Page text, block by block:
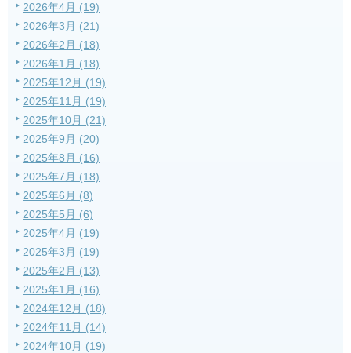
2026年4月 (19)
2026年3月 (21)
2026年2月 (18)
2026年1月 (18)
2025年12月 (19)
2025年11月 (19)
2025年10月 (21)
2025年9月 (20)
2025年8月 (16)
2025年7月 (18)
2025年6月 (8)
2025年5月 (6)
2025年4月 (19)
2025年3月 (19)
2025年2月 (13)
2025年1月 (16)
2024年12月 (18)
2024年11月 (14)
2024年10月 (19)